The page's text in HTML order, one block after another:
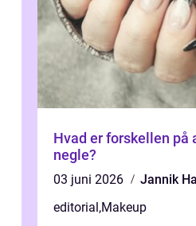
Hvad er forskellen på
negle?
03 juni 2026
Jannik
editorial,Makeup